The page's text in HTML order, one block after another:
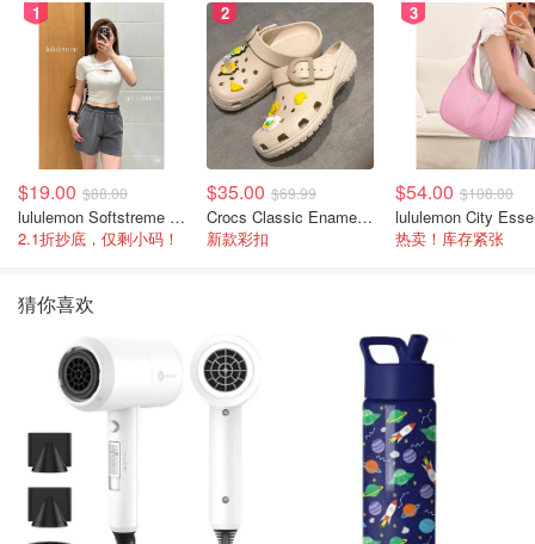
1
$19.00 $88.00
lululemon Softstreme 女士高腰短裤 10cm
2.1折抄底，仅剩小码！
2
$35.00 $69.99
Crocs Classic Enamel Buckle 卡骆驰布扣便鞋
新款彩扣
3
$54.00 $108.00
热卖！库存紧张
猜你喜欢